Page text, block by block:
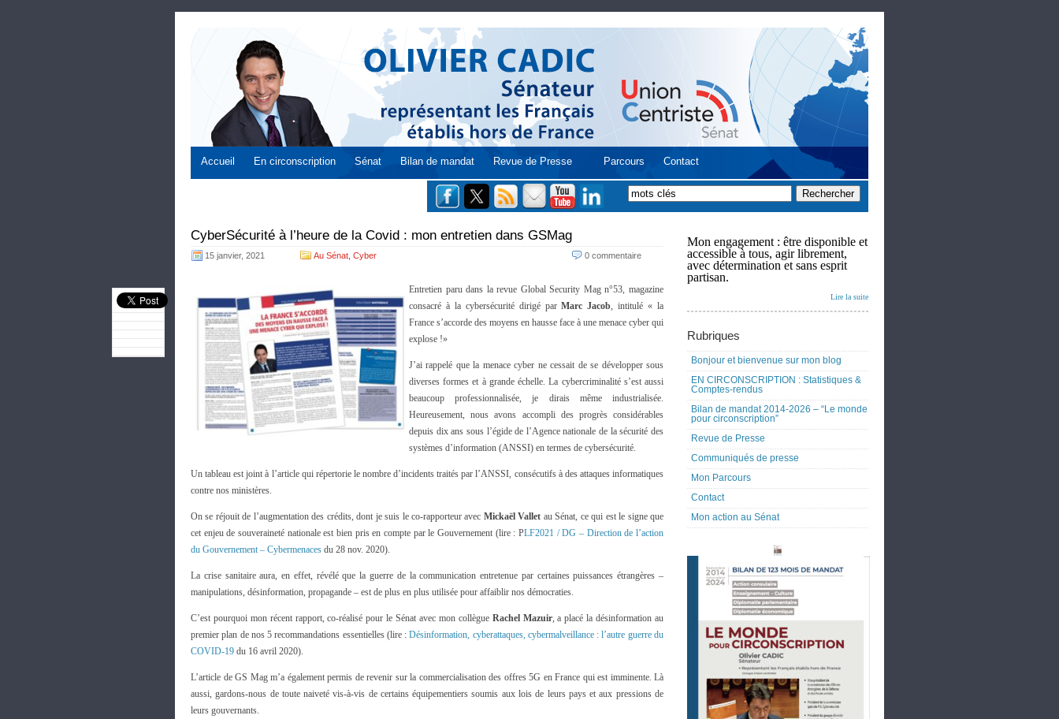
Accueil En circonscription Sénat Bilan de mandat Revue de Presse Parcours Contact
CyberSécurité à l’heure de la Covid : mon entretien dans GSMag
15 janvier, 2021 Au Sénat Cyber 0 commentaire
Entretien paru dans la revue Global Security Mag n°53, magazine
consacré à la cybersécurité dirigé parMarc Jacob, intitulé « la
France s’accorde des moyens en hausse face à une menace cyber qui
explose !»
J’ai rappelé que la menace cyber ne cessait de se développer sous
diverses formes et à grande échelle. La cybercriminalité s’est aussi
beaucoup professionnalisée, je dirais même industrialisée.
Heureusement, nous avons accompli des progrès considérables
depuis dix ans sous l’égide de l’Agence nationale de la sécurité des
systèmes d’information (ANSSI) en termes de cybersécurité.
Un tableau est joint à l’article qui répertorie le nombre d’incidents traités par l’ANSSI, consécutifs à des attaques informatiques
contre nos ministères.
On se réjouit de l’augmentation des crédits, dont je suis le co-rapporteur avec Mickaël Vallet au Sénat, ce qui est le signe que
cet enjeu de souveraineté nationale est bien pris en compte par le Gouvernement (lire : PLF2021 / DG – Direction de l’action
du Gouvernement – Cybermenaces du 28 nov. 2020).
La crise sanitaire aura, en effet, révélé que la guerre de la communication entretenue par certaines puissances étrangères –
manipulations, désinformation, propagande – est de plus en plus utilisée pour affaiblir nos démocraties.
C’est pourquoi mon récent rapport, co-réalisé pour le Sénat avec mon collègue Rachel Mazuir, a placé la désinformation au
premier plan de nos 5 recommandations essentielles (lire :Désinformation, cyberattaques, cybermalveillance : l’autre guerre du
COVID-19 du 16 avril 2020).
L’article de GS Mag m’a également permis de revenir sur la commercialisation des offres 5G en France qui est imminente. Là
aussi, gardons-nous de toute naiveté vis-à-vis de certains équipementiers soumis aux lois de leurs pays et aux pressions de
leurs gouvernants.
Mon engagement : être disponible et
accessible à tous, agir librement,
avec détermination et sans esprit
partisan.
Lire la suite
Rubriques
Bonjour et bienvenue sur mon blog
EN CIRCONSCRIPTION : Statistiques &
Comptes-rendus
Bilan de mandat 2014-2026 – “Le monde
pour circonscription”
Revue de Presse
Communiqués de presse
Mon Parcours
Contact
Mon action au Sénat